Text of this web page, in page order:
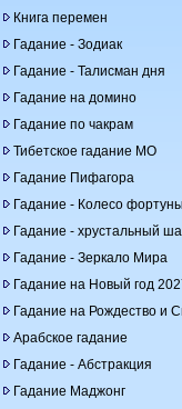
Книга перемен
Гадание - Зодиак
Гадание - Талисман дня
Гадание на домино
Гадание по чакрам
Тибетское гадание МО
Гадание Пифагора
Гадание - Колесо фортуны
Гадание - хрустальный
Гадание - Зеркало Мира
Гадание на Новый год
Гадание на Рождество и
Арабское гадание
Гадание - Абстракция
Гадание Маджонг